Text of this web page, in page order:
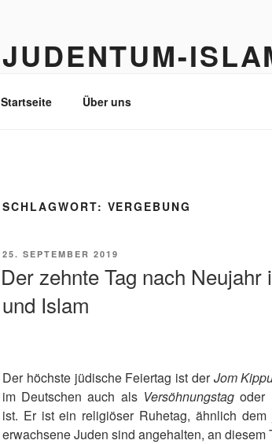
JUDENTUM-
Startseite Über uns
SCHLAGWORT: VERGEBUNG
VERÖFFENTLICHT
25. SEPTEMBER 2019
Der zehnte Tag nach Neujahr
und Islam
Der höchste jüdische Feiertag ist derJom
im Deutschen auch als Versöhnungstagoder
ist. Er ist ein religiöser Ruhetag, ähnlich dem
erwachsene Juden sind angehalten, an diesem